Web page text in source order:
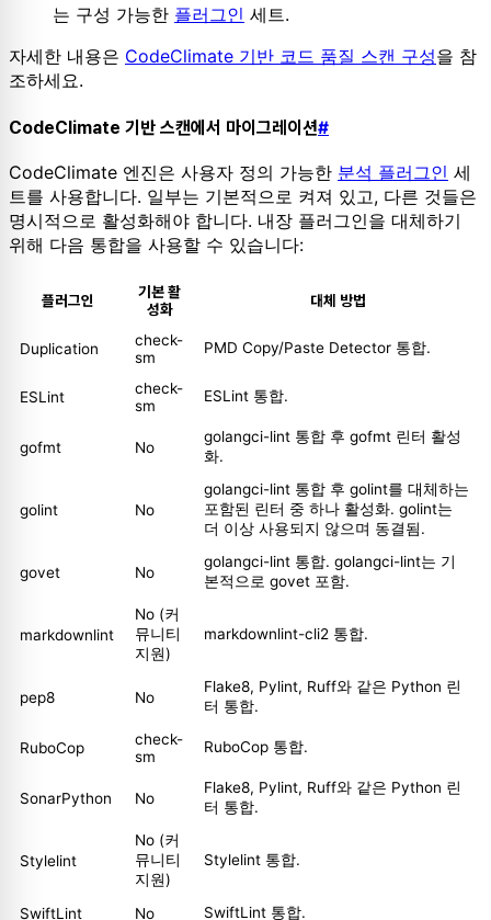
는 구성 가능한 플러그인 세트.
자세한 내용은 CodeClimate 기반 코드 품질 스캔 구성을 참
조하세요.
CodeClimate 기반 스캔에서 마이그레이션#
CodeClimate 엔진은 사용자 정의 가능한 분석 플러그인 세
트를 사용합니다. 일부는 기본적으로 켜져 있고, 다른 것들은
명시적으로 활성화해야 합니다. 내장 플러그인을 대체하기
위해 다음 통합을 사용할 수 있습니다:
플러그인
기본 활
성화
대체 방법
Duplication
check-
sm
PMD Copy/Paste Detector 통합.
ESLint
check-
sm
ESLint 통합.
gofmt No
golangci-lint 통합 후 gofmt 린터 활성
화.
golint No
golangci-lint 통합 후 golint를 대체하는
포함된 린터 중 하나 활성화. golint는
더 이상 사용되지 않으며 동결됨.
govet No
golangci-lint 통합. golangci-lint는 기
본적으로 govet 포함.
markdownlint
No (커
뮤니티
지원)
markdownlint-cli2 통합.
pep8 No
Flake8, Pylint, Ruff와 같은 Python 린
터 통합.
RuboCop
check-
sm
RuboCop 통합.
SonarPython No
Flake8, Pylint, Ruff와 같은 Python 린
터 통합.
Stylelint
No (커
뮤니티
지원)
Stylelint 통합.
SwiftLint No SwiftLint 통합.